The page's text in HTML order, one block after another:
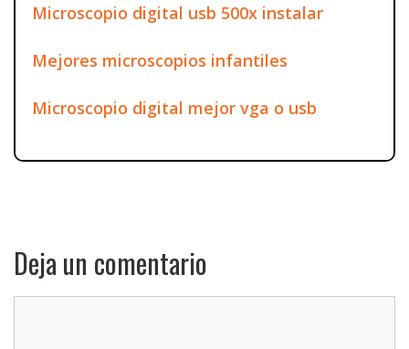
Microscopio digital usb 500x instalar
Mejores microscopios infantiles
Microscopio digital mejor vga o usb
Deja un comentario